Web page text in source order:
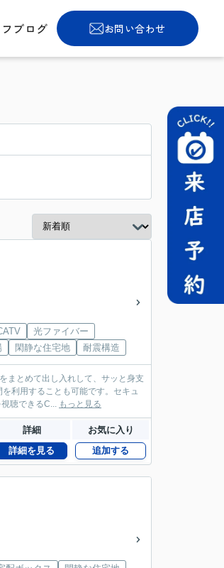
ブログ お問い合わせ
光ファイバー
閑静な住宅地 耐震構造
まとめて出し入れして、サッと身支
利用することも可能です。セキュ
聴できるC... もっと見る
詳細 お気に入り
詳細を見る 追加する